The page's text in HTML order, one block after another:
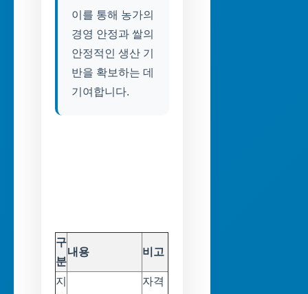
이를 통해 농가의
경영 안정과 쌀의
안정적인 생산 기
반을 확보하는 데
기여합니다.
구
분
내용 비고
지
자격